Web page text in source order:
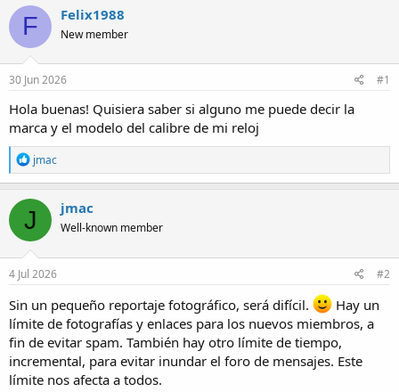
i
i
d
o
r
d
e
l
t
e
m
c
a
n
i
c
o
F Felix1988
New member
30 Jun 2026 #1
Hola buenas! Quisiera saber si alguno me puede decir la
marca y el modelo del calibre de mi reloj
R
e
a
c
t
i
o
n
s
jmac
J jmac
Well-known member
4 Jul 2026 #2
Sin un pequeño reportaje fotográfico, será difícil.
Hay un
límite de fotografías y enlaces para los nuevos miembros, a
fin de evitar spam. También hay otro límite de tiempo,
incremental, para evitar inundar el foro de mensajes. Este
límite nos afecta a todos.